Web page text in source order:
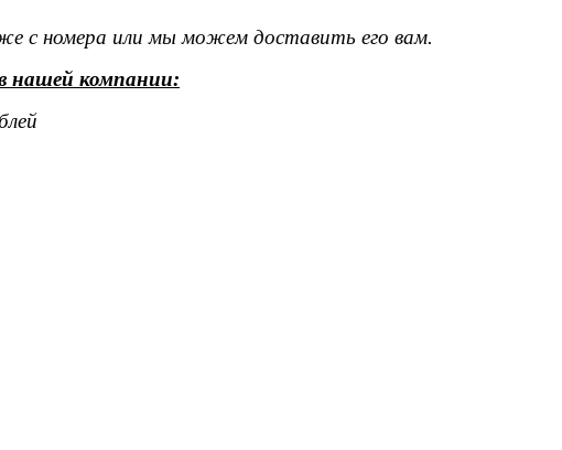
с номера или мы можем доставить его вам.
нашей компании: